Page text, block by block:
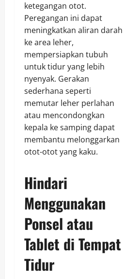
ketegangan otot.
Peregangan ini dapat
meningkatkan aliran darah
ke area leher,
mempersiapkan tubuh
untuk tidur yang lebih
nyenyak. Gerakan
sederhana seperti
memutar leher perlahan
atau mencondongkan
kepala ke samping dapat
membantu melonggarkan
otot-otot yang kaku.
Hindari
Menggunakan
Ponsel atau
Tablet di Tempat
Tidur